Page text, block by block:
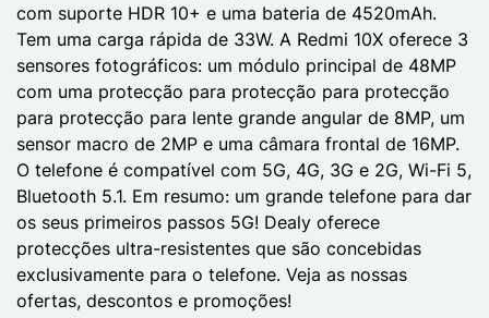
com suporte HDR 10+ e uma bateria de 4520mAh.
Tem uma carga rápida de 33W. A Redmi 10X oferece 3
sensores fotográficos: um módulo principal de 48MP
com uma protecção para protecção para protecção
para protecção para lente grande angular de 8MP, um
sensor macro de 2MP e uma câmara frontal de 16MP.
O telefone é compatível com 5G, 4G, 3G e 2G, Wi-Fi 5,
Bluetooth 5.1. Em resumo: um grande telefone para dar
os seus primeiros passos 5G! Dealy oferece
protecções ultra-resistentes que são concebidas
exclusivamente para o telefone. Veja as nossas
ofertas, descontos e promoções!